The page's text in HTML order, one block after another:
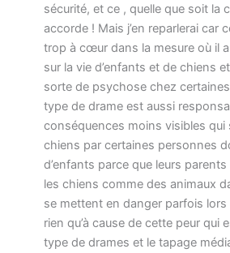
sécurité, et ce , quelle que soit la
accorde ! Mais j’en reparlerai car
trop à cœur dans la mesure où il
sur la vie d’enfants et de chiens
sorte de psychose chez
type de drame est aussi
conséquences moins visibles qui
chiens par certaines personnes
d’enfants parce que leurs
les chiens comme des animaux
se mettent en danger parfois
rien qu’à cause de cette peur qui
type de drames et le tapage